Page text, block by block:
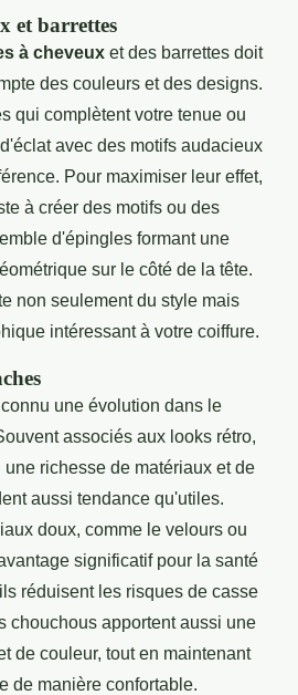
et barrettes
à cheveux et des barrettes doit
des couleurs et des designs.
qui complètent votre tenue ou
avec des motifs audacieux
Pour maximiser leur effet,
à créer des motifs ou des
d'épingles formant une
sur le côté de la tête.
non seulement du style mais
intéressant à votre coiffure.
une évolution dans le
associés aux looks rétro,
richesse de matériaux et de
aussi tendance qu'utiles.
doux, comme le velours ou
significatif pour la santé
réduisent les risques de casse
chouchous apportent aussi une
de couleur, tout en maintenant
de manière confortable.